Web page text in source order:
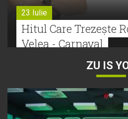
23 Iulie
Hitul Care Trezește
Velea - Carnaval
Bătălie strânsă la
Verii: Cabron versus
ZU IS